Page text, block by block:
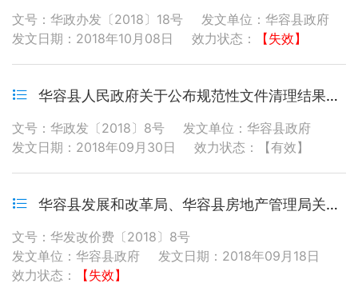
文号：华政办发〔2018〕18号
发文单位：华容县政府
发文日期：2018年10月08日
效力状态： 【失效】
华容县人民政府关于公布规范性文件清理结果的通知
文号：华政发〔2018〕8号
发文单位：华容县政府
发文日期：2018年09月30日
效力状态：【有效】
华容县发展和改革局、华容县房地产管理局关于印发《华容县物业服务收费管理实施细则》的通知
文号：华发改价费〔2018〕8号
发文单位：华容县政府
发文日期：2018年09月18日
效力状态：
【失效】